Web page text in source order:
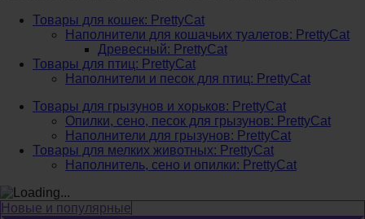
Товары для кошек: PrettyCat
Наполнители для кошачьих туалетов: PrettyCat
Древесный: PrettyCat
Товары для птиц: PrettyCat
Наполнители и песок для птиц: PrettyCat
Товары для грызунов и хорьков: PrettyCat
Опилки, сено, песок для грызунов: PrettyCat
Наполнители для грызунов: PrettyCat
Товары для мелких животных: PrettyCat
Наполнитель, сено и опилки: PrettyCat
Новые и популярные